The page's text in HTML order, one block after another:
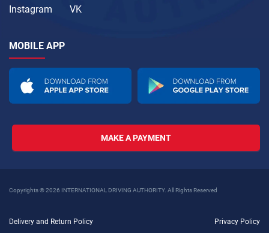
Instagram
VK
MOBILE APP
MAKE A PAYMENT
Copyrights © 2026 INTERNATIONAL DRIVING AUTHORITY. All Rights Reserved
Delivery and Return Policy Privacy Policy